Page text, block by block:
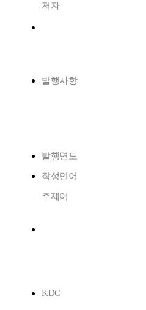
저자
발행사항
발행연도
작성언어
주제어
KDC